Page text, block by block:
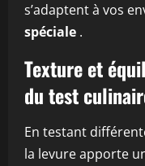
s’adaptent à vos
spéciale .
Texture et
du test
En testant
la levure apporte